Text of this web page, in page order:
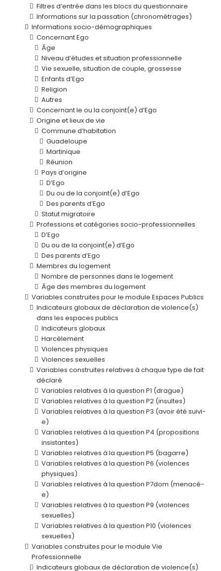
Filtres d’entrée dans les blocs du questionnaire
Informations sur la passation (chronométrages)
Informations socio-démographiques
Concernant Ego
Âge
Niveau d’études et situation professionnelle
Vie sexuelle, situation de couple, grossesse
Enfants d’Ego
Religion
Autres
Concernant le ou la conjoint(e) d’Ego
Origine et lieux de vie
Commune d’habitation
Guadeloupe
Martinique
Réunion
Pays d’origine
D’Ego
Du ou de la conjoint(e) d’Ego
Des parents d’Ego
Statut migratoire
Professions et catégories socio-professionnelles
D’Ego
Du ou de la conjoint(e) d’Ego
Des parents d’Ego
Membres du logement
Nombre de personnes dans le logement
Âge des membres du logement
Variables construites pour le module Espaces Publics
Indicateurs globaux de déclaration de violence(s)
dans les espaces publics
Indicateurs globaux
Harcèlement
Violences physiques
Violences sexuelles
Variables construites relatives à chaque type de fait
déclaré
Variables relatives à la question P1 (drague)
Variables relatives à la question P2 (insultes)
Variables relatives à la question P3 (avoir été suivi-
e)
Variables relatives à la question P4 (propositions
insistantes)
Variables relatives à la question P5 (bagarre)
Variables relatives à la question P6 (violences
physiques)
Variables relatives à la question P7dom (menacé-
e)
Variables relatives à la question P9 (violences
sexuelles)
Variables relatives à la question P10 (violences
sexuelles)
Variables construites pour le module Vie
Professionnelle
Indicateurs globaux de déclaration de violence(s)